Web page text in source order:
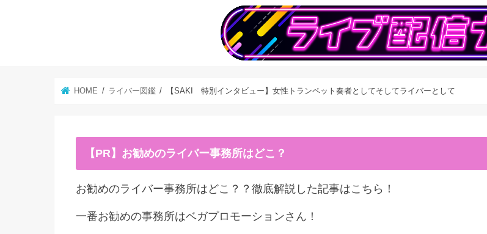
HOME ライバー図鑑 【SAKI 特別インタビュー】女性トランペット奏者としてそしてライバーとして
【PR】お勧めのライバー事務所はどこ？
お勧めのライバー事務所はどこ？？徹底解説した記事はこちら！
一番お勧めの事務所はベガプロモーションさん！